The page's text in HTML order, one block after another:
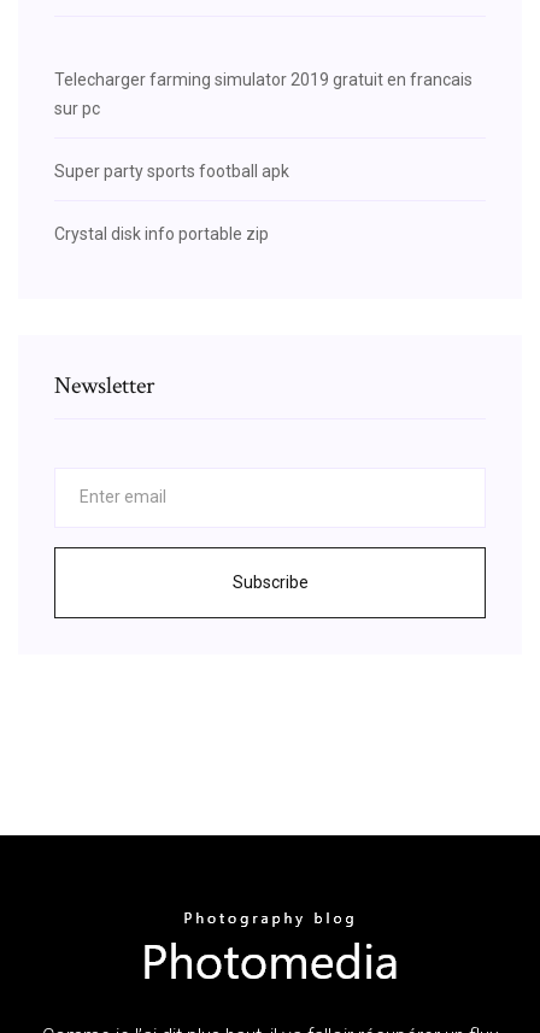
Telecharger farming simulator 2019 gratuit en francais
sur pc
Super party sports football apk
Crystal disk info portable zip
Newsletter
Subscribe